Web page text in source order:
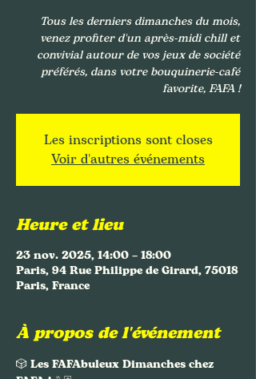
Tous les derniers dimanches du mois,
venez profiter d'un après-midi chill et
convivial autour de vos jeux de société
préférés, dans votre bouquinerie-café
favorite, FAFA !
Les inscriptions sont closes
Voir d'autres événements
Heure et lieu
23 nov. 2025, 14:00 – 18:00
Paris, 94 Rue Philippe de Girard, 75018
Paris, France
À propos de l'événement
🎲 Les FAFAbuleux Dimanches chez